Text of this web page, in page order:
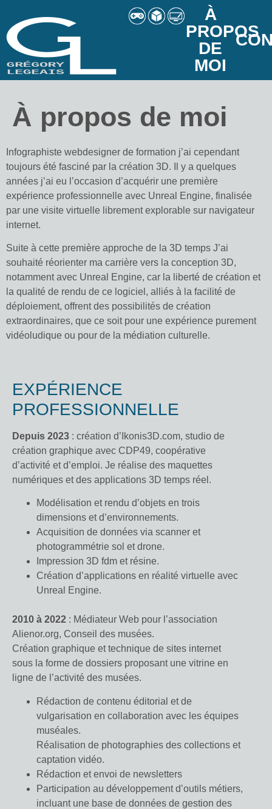
À
PROPOS
DE
MOI
À propos de moi
Infographiste webdesigner de formation j’ai cependant
toujours été fasciné par la création 3D. Il y a quelques
années j’ai eu l’occasion d’acquérir une première
expérience professionnelle avec Unreal Engine, finalisée
par une visite virtuelle librement explorable sur navigateur
internet.
Suite à cette première approche de la 3D temps J’ai
souhaité réorienter ma carrière vers la conception 3D,
notamment avec Unreal Engine, car la liberté de création et
la qualité de rendu de ce logiciel, alliés à la facilité de
déploiement, offrent des possibilités de création
extraordinaires, que ce soit pour une expérience purement
vidéoludique ou pour de la médiation culturelle.
EXPÉRIENCE
PROFESSIONNELLE
Depuis 2023 : création d’Ikonis3D.com, studio de
création graphique avec CDP49, coopérative
d’activité et d’emploi. Je réalise des maquettes
numériques et des applications 3D temps réel.
Modélisation et rendu d’objets en trois
dimensions et d’environnements.
Acquisition de données via scanner et
photogrammétrie sol et drone.
Impression 3D fdm et résine.
Création d’applications en réalité virtuelle avec
Unreal Engine.
2010 à 2022 : Médiateur Web pour l’association
Alienor.org, Conseil des musées.
Création graphique et technique de sites internet
sous la forme de dossiers proposant une vitrine en
ligne de l’activité des musées.
Rédaction de contenu éditorial et de
vulgarisation en collaboration avec les équipes
muséales.
Réalisation de photographies des collections et
captation vidéo.
Rédaction et envoi de newsletters
Participation au développement d’outils métiers,
incluant une base de données de gestion des